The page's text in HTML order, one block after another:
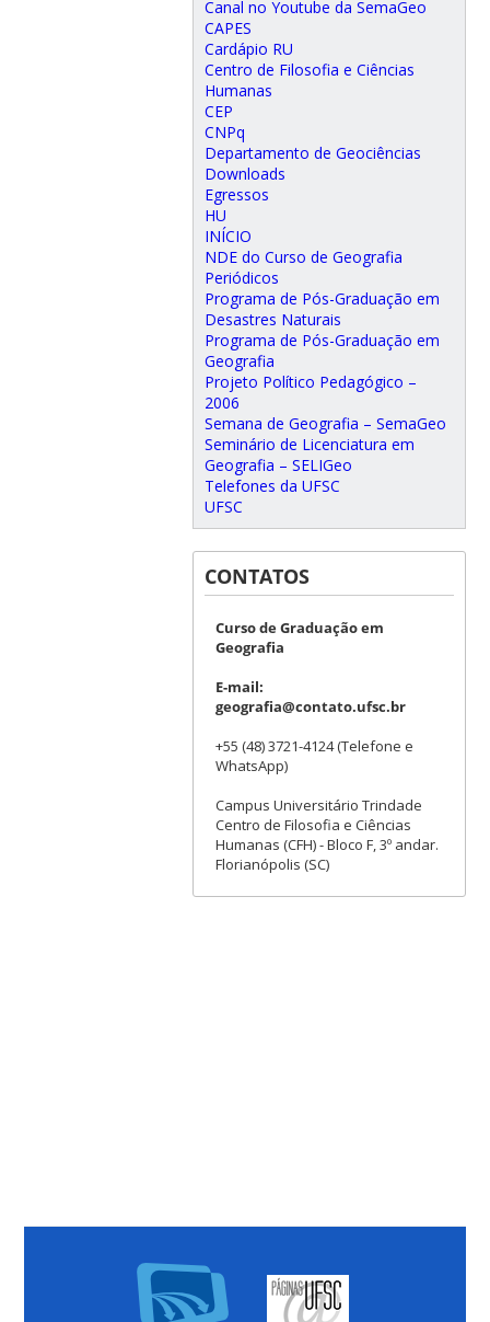
Canal no Youtube da SemaGeo
CAPES
Cardápio RU
Centro de Filosofia e Ciências
Humanas
CEP
CNPq
Departamento de Geociências
Downloads
Egressos
HU
INÍCIO
NDE do Curso de Geografia
Periódicos
Programa de Pós-Graduação em
Desastres Naturais
Programa de Pós-Graduação em
Geografia
Projeto Político Pedagógico –
2006
Semana de Geografia – SemaGeo
Seminário de Licenciatura em
Geografia – SELIGeo
Telefones da UFSC
UFSC
CONTATOS
Curso de Graduação em
Geografia
E-mail:
geografia@contato.ufsc.br
+55 (48) 3721-4124 (Telefone e
WhatsApp)
Campus Universitário Trindade
Centro de Filosofia e Ciências
Humanas (CFH) - Bloco F, 3º andar.
Florianópolis (SC)